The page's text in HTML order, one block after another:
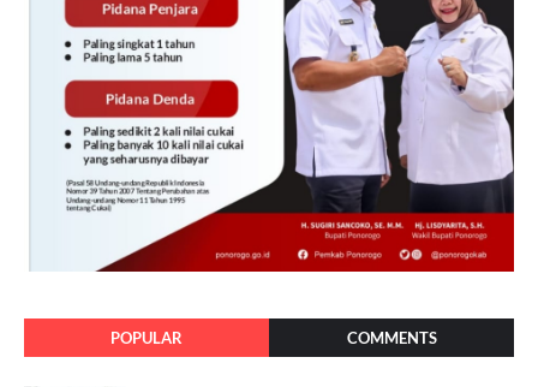
POPULAR COMMENTS